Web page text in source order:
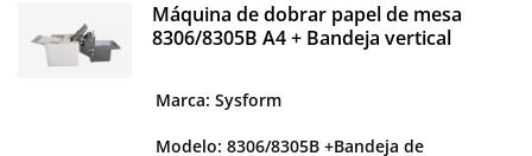
Máquina de dobrar papel de mesa
8306/8305B A4 + Bandeja vertical
Marca: Sysform
Modelo: 8306/8305B +Bandeja de